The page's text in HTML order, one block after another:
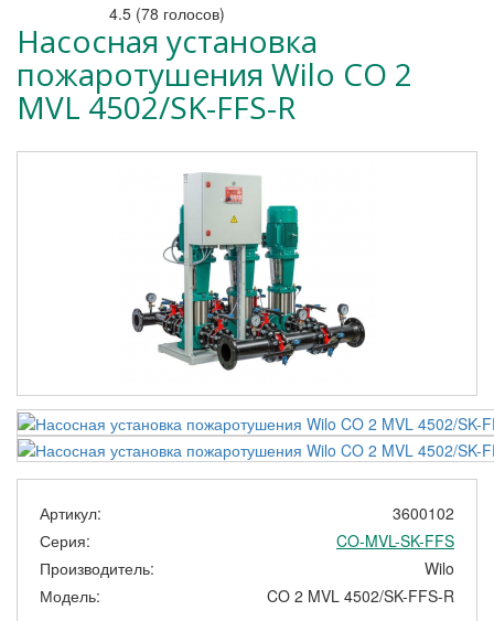
4.5 (78 голосов)
Насосная установка
пожаротушения Wilo CO 2
MVL 4502/SK-FFS-R
Артикул:
3600102
Серия:
CO-MVL-SK-FFS
Производитель:
Wilo
Модель:
CO 2 MVL 4502/SK-FFS-R